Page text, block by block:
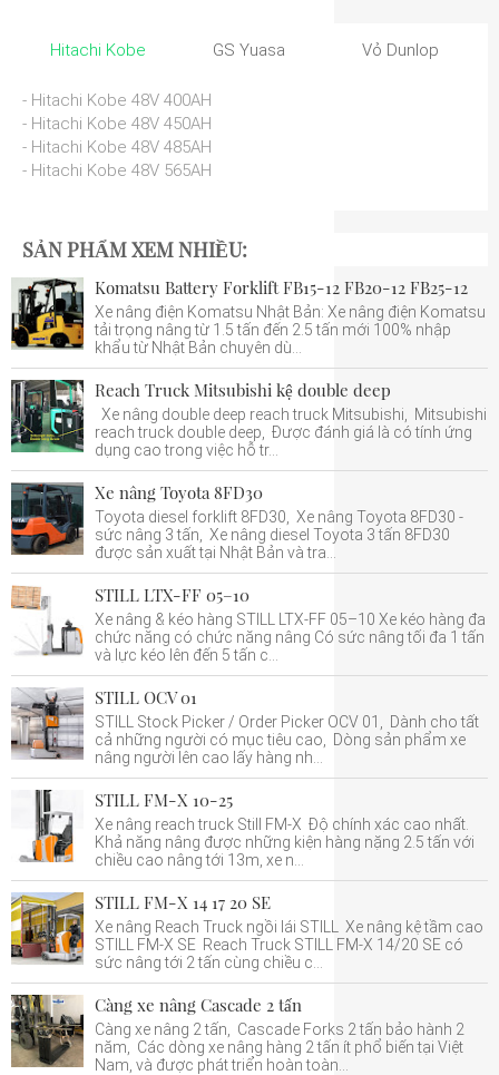
Hitachi Kobe GS Yuasa Vỏ Dunlop
- Hitachi Kobe 48V 400AH
- Hitachi Kobe 48V 450AH
- Hitachi Kobe 48V 485AH
- Hitachi Kobe 48V 565AH
SẢN PHẨM XEM NHIỀU:
Komatsu Battery Forklift FB15-12 FB20-12 FB25-12
Xe nâng điện Komatsu Nhật Bản: Xe nâng điện Komatsu
tải trọng nâng từ 1.5 tấn đến 2.5 tấn mới 100% nhập
khẩu từ Nhật Bản chuyên dù...
Reach Truck Mitsubishi kệ double deep
Xe nâng double deep reach truck Mitsubishi, Mitsubishi
reach truck double deep, Được đánh giá là có tính ứng
dụng cao trong việc hỗ tr...
Xe nâng Toyota 8FD30
Toyota diesel forklift 8FD30, Xe nâng Toyota 8FD30 -
sức nâng 3 tấn, Xe nâng diesel Toyota 3 tấn 8FD30
được sản xuất tại Nhật Bản và tra...
STILL LTX-FF 05–10
Xe nâng & kéo hàng STILL LTX-FF 05–10 Xe kéo hàng đa
chức năng có chức năng nâng Có sức nâng tối đa 1 tấn
và lực kéo lên đến 5 tấn c...
STILL OCV 01
STILL Stock Picker / Order Picker OCV 01, Dành cho tất
cả những người có mục tiêu cao, Dòng sản phẩm xe
nâng người lên cao lấy hàng nh...
STILL FM-X 10-25
Xe nâng reach truck Still FM-X Độ chính xác cao nhất.
Khả năng nâng được những kiện hàng nặng 2.5 tấn với
chiều cao nâng tới 13m, xe n...
STILL FM-X 14 17 20 SE
Xe nâng Reach Truck ngồi lái STILL Xe nâng kệ tầm cao
STILL FM-X SE Reach Truck STILL FM-X 14/20 SE có
sức nâng tới 2 tấn cùng chiều c...
Càng xe nâng Cascade 2 tấn
Càng xe nâng 2 tấn, Cascade Forks 2 tấn bảo hành 2
năm, Các dòng xe nâng hàng 2 tấn ít phổ biến tại Việt
Nam, và được phát triển hoàn toàn...